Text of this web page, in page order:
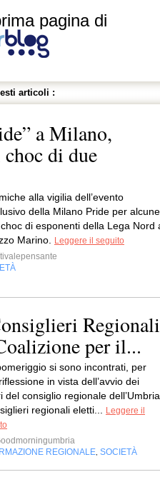
pagina di
articoli :
a Milano,
di due
alla vigilia dell’evento
della Milano Pride per alcune
di esponenti della Lega Nord
Marino.
Leggere il seguito
Regionali
per il...
si sono incontrati, per
in vista dell’avvio dei
del consiglio regionale
regionali eletti...
Leggere il
REGIONALE SOCIETÀ